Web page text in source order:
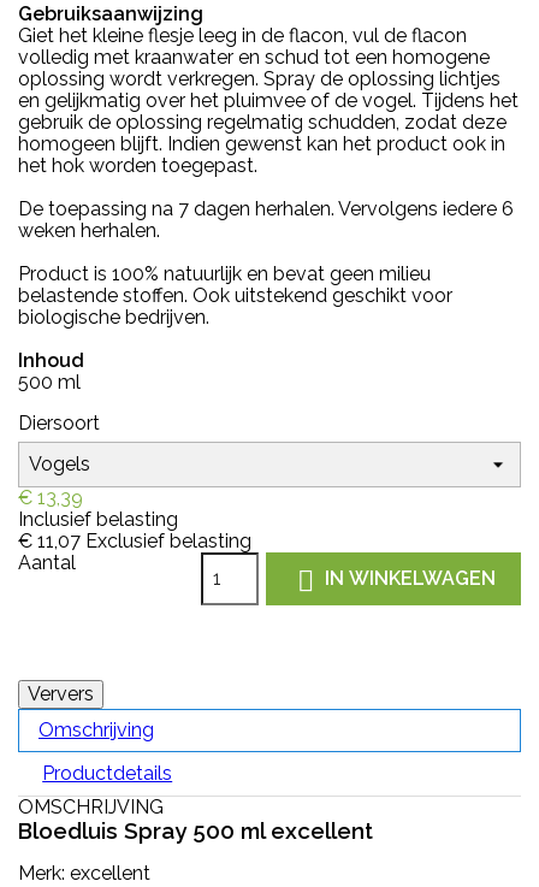
Gebruiksaanwijzing
Giet het kleine flesje leeg in de flacon, vul de flacon
volledig met kraanwater en schud tot een homogene
oplossing wordt verkregen. Spray de oplossing lichtjes
en gelijkmatig over het pluimvee of de vogel. Tijdens het
gebruik de oplossing regelmatig schudden, zodat deze
homogeen blijft. Indien gewenst kan het product ook in
het hok worden toegepast.
De toepassing na 7 dagen herhalen. Vervolgens iedere 6
weken herhalen.
Product is 100% natuurlijk en bevat geen milieu
belastende stoffen. Ook uitstekend geschikt voor
biologische bedrijven.
Inhoud
500 ml
Diersoort
€ 13,39
Inclusief belasting
€ 11,07 Exclusief belasting
Aantal
 IN WINKELWAGEN
Omschrijving
Productdetails
OMSCHRIJVING
Bloedluis Spray 500 ml excellent
Merk: excellent